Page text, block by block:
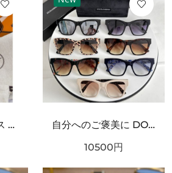
存在感のある ルメス スーパーコピー ベルト 大人っぽい HERMES
自分へのご褒美に DOLCE＆GABBANA ドルチェ＆ガッバーナ コピー サングラス ギフトにも最適
10500円